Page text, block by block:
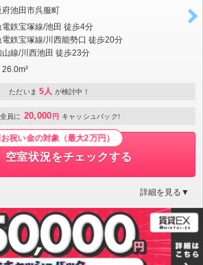
府池田市呉服町
電鉄宝塚線/池田 徒歩4分
電鉄宝塚線/川西能勢口 徒歩20分
山線/川西池田 徒歩23分
26.0m²
ただいま 5人 が検討中！
員に 20,000 円 キャッシュバック!
祝い金の対象（最大2万円）
空室状況をチェックする
詳細を見る▼